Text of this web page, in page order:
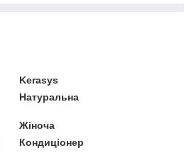
Kerasys
Натуральна
Жіноча
Кондиціонер